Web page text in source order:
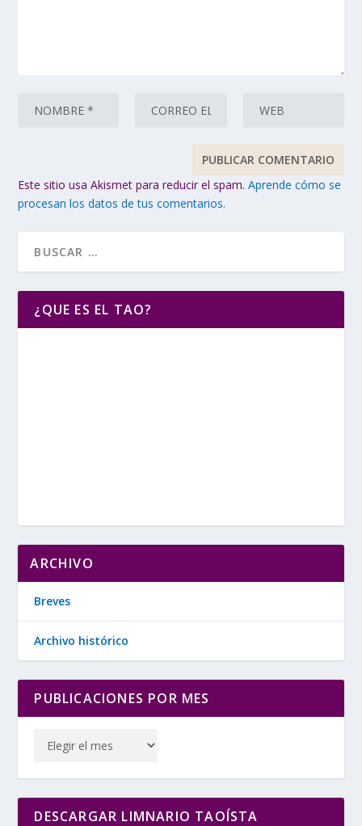
Este sitio usa Akismet para reducir el spam.Aprende cómo se
procesan los datos de tus comentarios.
¿QUE ES EL TAO?
ARCHIVO
Breves
Archivo histórico
PUBLICACIONES POR MES
DESCARGAR LIMNARIO TAOÍSTA